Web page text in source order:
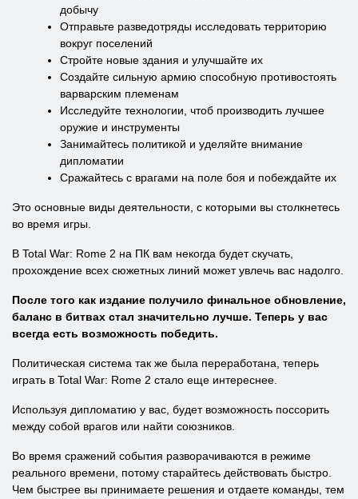
добычу
Отправьте разведотряды исследовать территорию
вокруг поселений
Стройте новые здания и улучшайте их
Создайте сильную армию способную противостоять
варварским племенам
Исследуйте технологии, чтоб производить лучшее
оружие и инструменты
Занимайтесь политикой и уделяйте внимание
дипломатии
Сражайтесь с врагами на поле боя и побеждайте их
Это основные виды деятельности, с которыми вы столкнетесь
во время игры.
В Total War: Rome 2 на ПК вам некогда будет скучать,
прохождение всех сюжетных линий может увлечь вас надолго.
После того как издание получило финальное обновление,
баланс в битвах стал значительно лучше. Теперь у вас
всегда есть возможность победить.
Политическая система так же была переработана, теперь
играть в Total War: Rome 2 стало еще интереснее.
Используя дипломатию у вас, будет возможность поссорить
между собой врагов или найти союзников.
Во время сражений события разворачиваются в режиме
реального времени, потому старайтесь действовать быстро.
Чем быстрее вы принимаете решения и отдаете команды, тем